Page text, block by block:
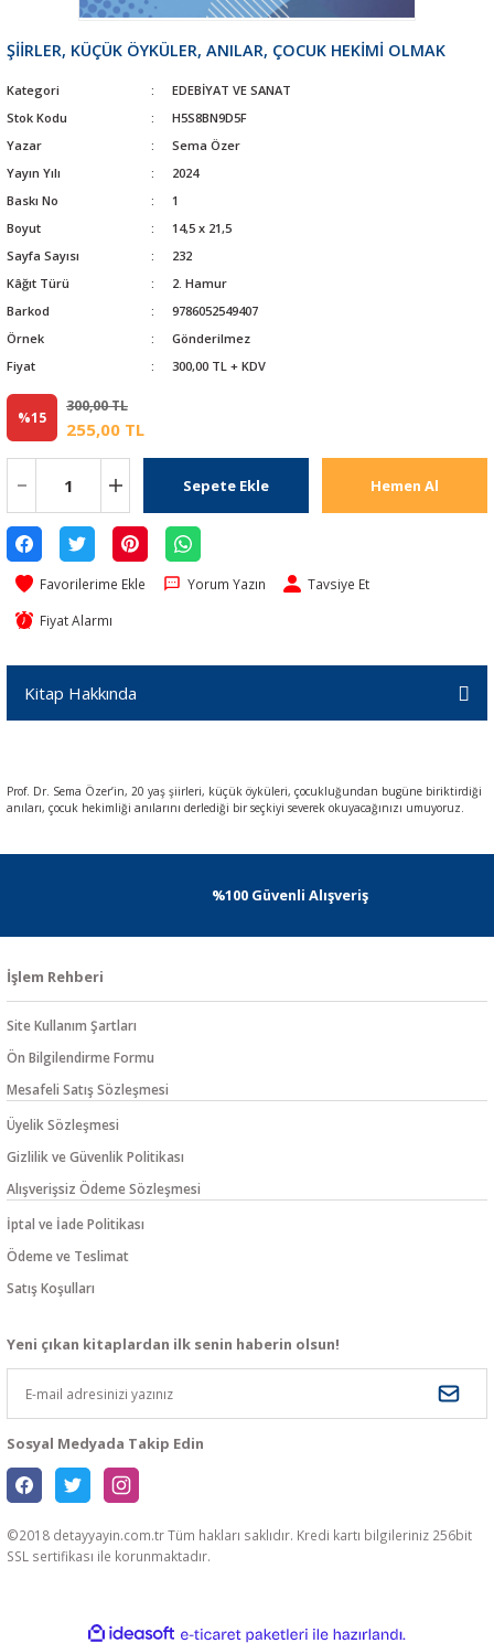
ŞİİRLER, KÜÇÜK ÖYKÜLER, ANILAR, ÇOCUK HEKİMİ OLMAK
Kategori
EDEBİYAT VE SANAT
Stok Kodu
H5S8BN9D5F
Yazar
Sema Özer
Yayın Yılı
2024
Baskı No
1
Boyut
14,5 x 21,5
Sayfa Sayısı
232
Kâğıt Türü
2. Hamur
Barkod
9786052549407
Örnek
Gönderilmez
Fiyat
300,00 TL + KDV
%15
300,00 TL
255,00 TL
Sepete Ekle Hemen Al
Yorum Yazın Tavsiye Et
Fiyat Alarmı
Kitap Hakkında
Prof. Dr. Sema Özer’in, 20 yaş şiirleri, küçük öyküleri, çocukluğundan bugüne biriktirdiği
anıları, çocuk hekimliği anılarını derlediği bir seçkiyi severek okuyacağınızı umuyoruz.
%100 Güvenli Alışveriş
İşlem Rehberi
Site Kullanım Şartları
Ön Bilgilendirme Formu
Mesafeli Satış Sözleşmesi
Üyelik Sözleşmesi
Gizlilik ve Güvenlik Politikası
Alışverişsiz Ödeme Sözleşmesi
İptal ve İade Politikası
Ödeme ve Teslimat
Satış Koşulları
Yeni çıkan kitaplardan ilk senin haberin olsun!
Sosyal Medyada Takip Edin
©2018 detayyayin.com.tr Tüm hakları saklıdır. Kredi kartı bilgileriniz 256bit
SSL sertifikası ile korunmaktadır.
ideasoft e-